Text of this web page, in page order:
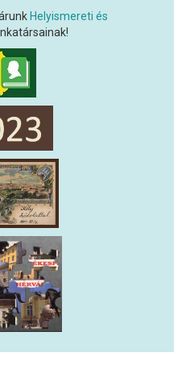
Helyismereti és